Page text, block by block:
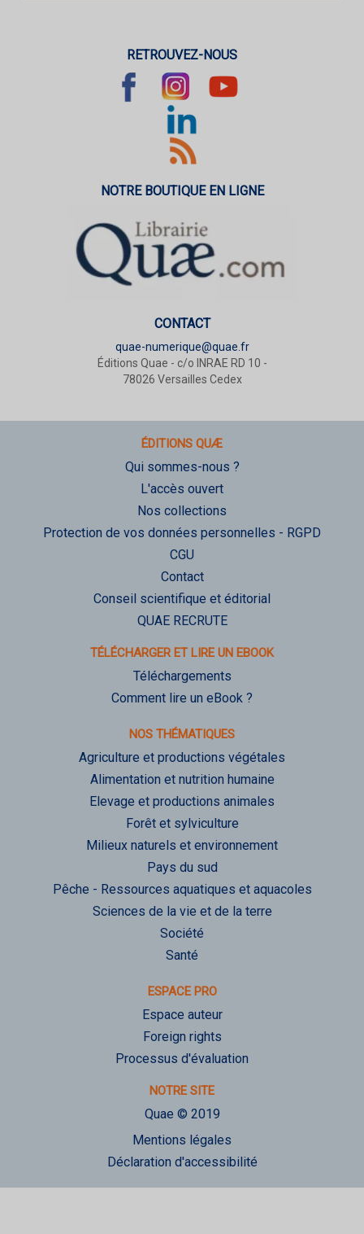
RETROUVEZ-NOUS
NOTRE BOUTIQUE EN LIGNE
CONTACT
quae-numerique@quae.fr
Éditions Quae - c/o INRAE RD 10 -
78026 Versailles Cedex
ÉDITIONS QUÆ
Qui sommes-nous ?
L'accès ouvert
Nos collections
Protection de vos données personnelles - RGPD
CGU
Contact
Conseil scientifique et éditorial
QUAE RECRUTE
TÉLÉCHARGER ET LIRE UN EBOOK
Téléchargements
Comment lire un eBook ?
NOS THÉMATIQUES
Agriculture et productions végétales
Alimentation et nutrition humaine
Elevage et productions animales
Forêt et sylviculture
Milieux naturels et environnement
Pays du sud
Pêche - Ressources aquatiques et aquacoles
Sciences de la vie et de la terre
Société
Santé
ESPACE PRO
Espace auteur
Foreign rights
Processus d'évaluation
NOTRE SITE
Quae © 2019
Mentions légales
Déclaration d'accessibilité